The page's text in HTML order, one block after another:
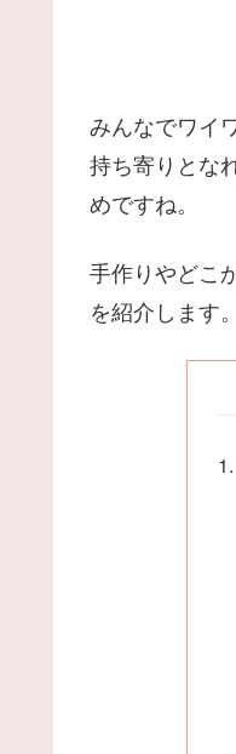
みんなでワイ
持ち寄りとな
めですね。
手作りやどこ
を紹介します。